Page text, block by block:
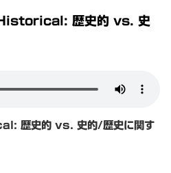
歴史的 vs. 史
歴史的 vs. 史的/歴史に関す